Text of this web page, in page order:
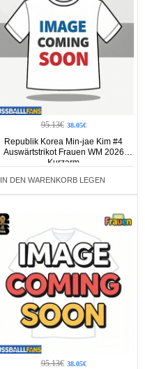
95.13€ 38.05€
Republik Korea Min-jae Kim #4
Auswärtstrikot Frauen WM 2026
Kurzarm
IN DEN WARENKORB LEGEN
95.13€ 38.05€